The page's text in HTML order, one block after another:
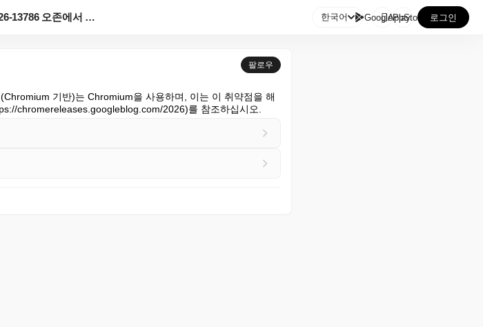
크롬: CVE-2026-13786 오존에서 자유 사용 ... 한국어 GooglePlay
AppStore 로그인
팔로우
기반)는 Chromium을 사용하며, 이는 이 취약점을 해
chromereleases.googleblog.com/2026)를 참조하십시오.